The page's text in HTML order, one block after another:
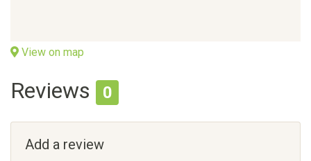
View on map
Reviews 0
Add a review